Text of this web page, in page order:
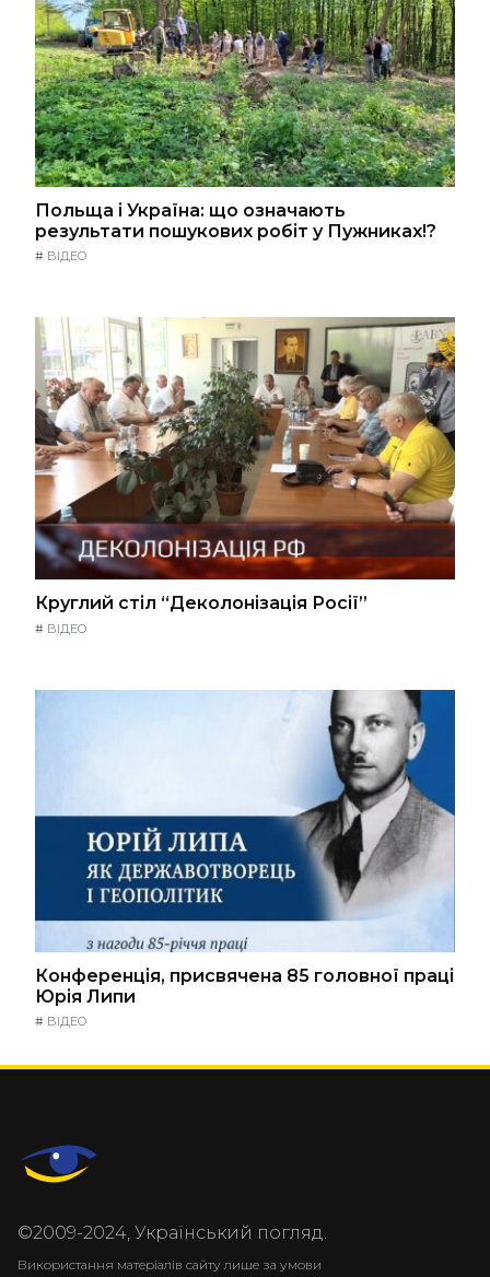
Польща і Україна: що означають
результати пошукових робіт у Пужниках!?
# ВІДЕО
Круглий стіл “Деколонізація Росії”
# ВІДЕО
Конференція, присвячена 85 головної праці
Юрія Липи
# ВІДЕО
©2009-2024, Український погляд.
Використання матеріалів сайту лише за умови